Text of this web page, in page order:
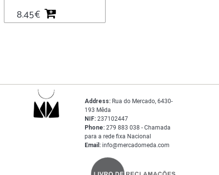
8.45€
Address: Rua do Mercado, 6430-
193 Mêda
NIF: 237102447
Phone: 279 883 038 - Chamada
para a rede fixa Nacional
Email: info@mercadomeda.com